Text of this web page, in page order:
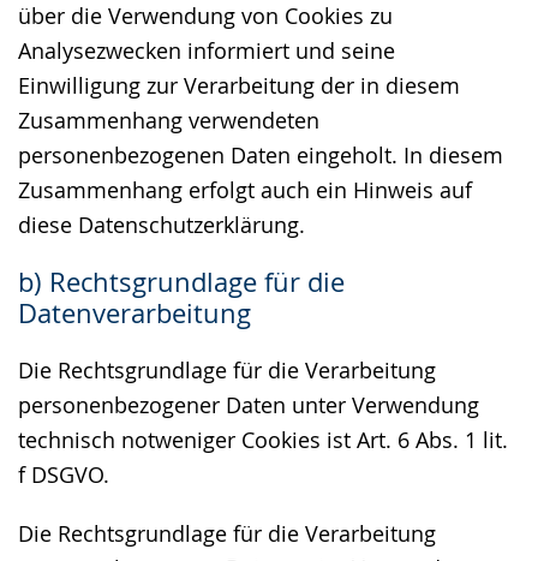
über die Verwendung von Cookies zu
Analysezwecken informiert und seine
Einwilligung zur Verarbeitung der in diesem
Zusammenhang verwendeten
personenbezogenen Daten eingeholt. In diesem
Zusammenhang erfolgt auch ein Hinweis auf
diese Datenschutzerklärung.
b) Rechtsgrundlage für die
Datenverarbeitung
Die Rechtsgrundlage für die Verarbeitung
personenbezogener Daten unter Verwendung
technisch notweniger Cookies ist Art. 6 Abs. 1 lit.
f DSGVO.
Die Rechtsgrundlage für die Verarbeitung